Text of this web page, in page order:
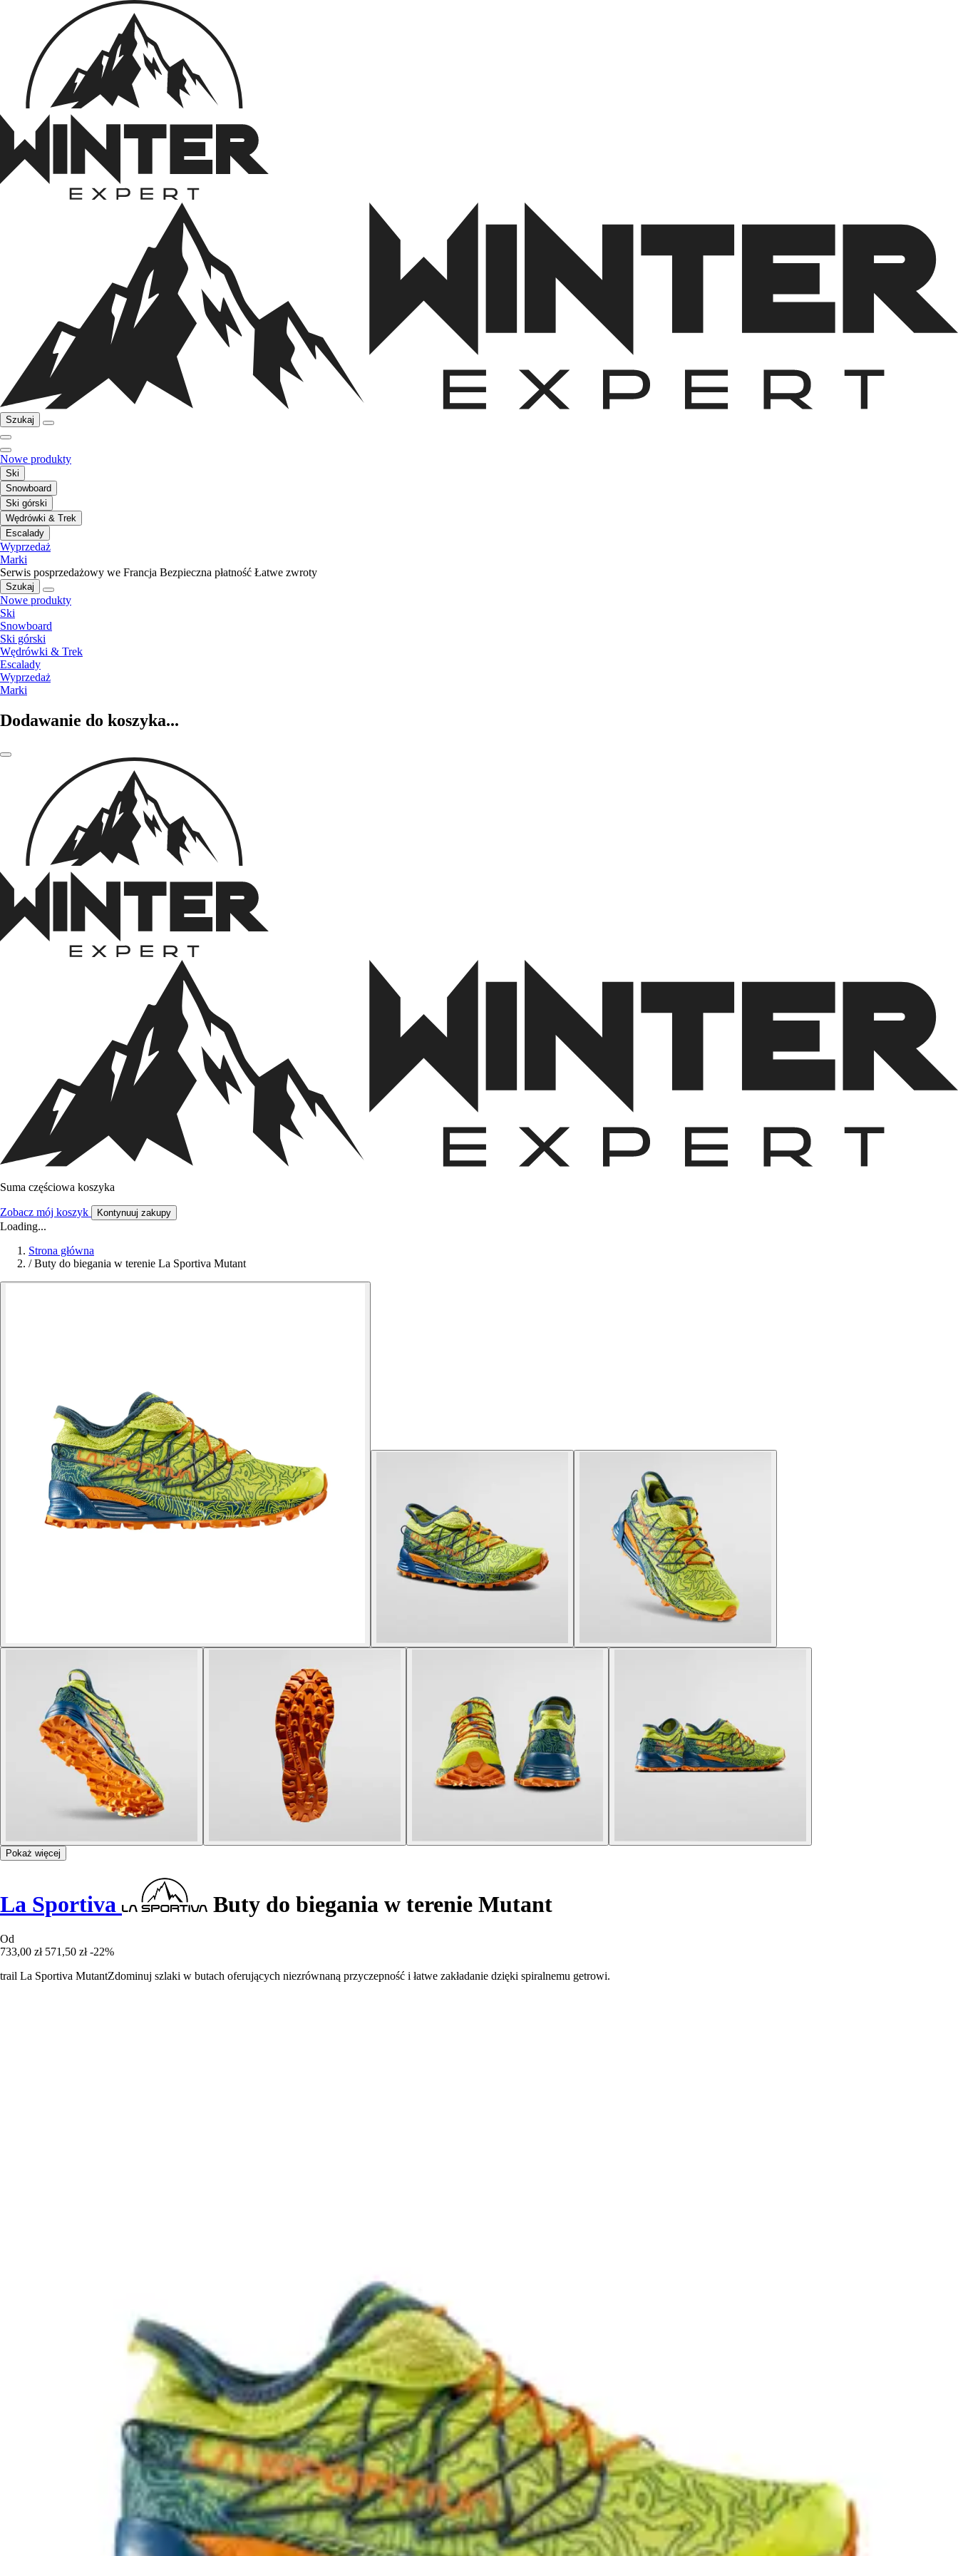
Szukaj
Nowe produkty
Ski
Snowboard
Ski górski
Wędrówki & Trek
Escalady
Wyprzedaż
Marki
Serwis posprzedażowy we Francja Bezpieczna płatność Łatwe zwroty
Szukaj
Nowe produkty
Ski
Snowboard
Ski górski
Wędrówki & Trek
Escalady
Wyprzedaż
Marki
Dodawanie do koszyka...
Suma częściowa koszyka
Zobacz mój koszyk Kontynuuj zakupy
Loading...
Strona główna
/ Buty do biegania w terenie La Sportiva Mutant
Pokaż więcej
La Sportiva Buty do biegania w terenie Mutant
Od
733,00 zł 571,50 zł -22%
trail La Sportiva MutantZdominuj szlaki w butach oferujących niezrównaną przyczepność i łatwe zakładanie dzięki spiralnemu getrowi.